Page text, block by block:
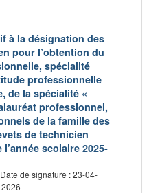
à la désignation des
pour l’obtention du
spécialité
professionnelle
de la spécialité «
professionnel,
de la famille des
de technicien
scolaire 2025-
Date de signature : 23-04-